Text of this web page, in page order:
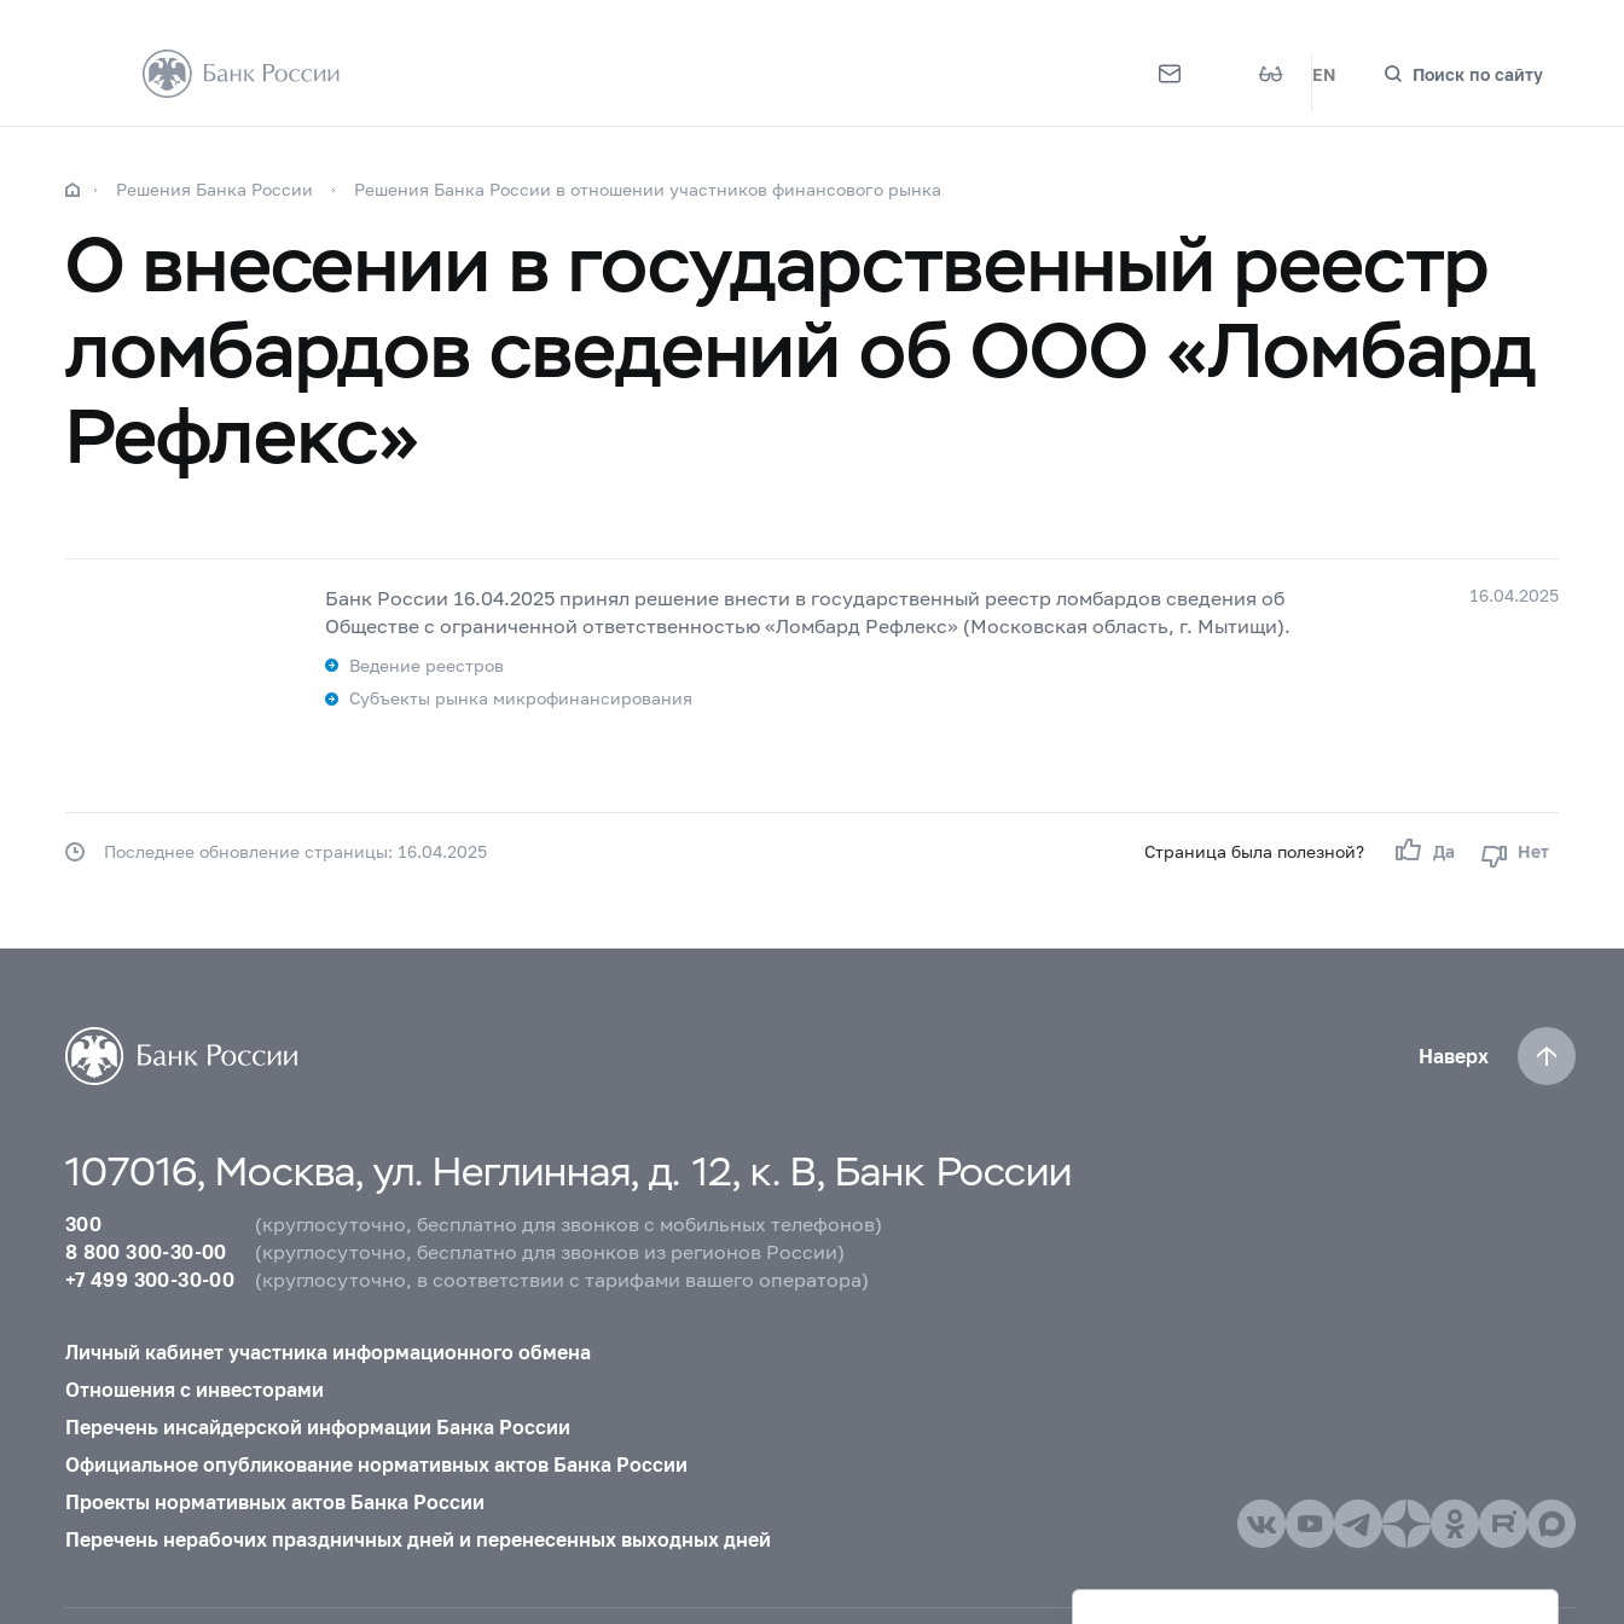
EN Поиск по сайту
Решения Банка России Решения Банка России в отношении участников финансового рынка
О внесении в государственный реестр
ломбардов сведений об ООО «Ломбард
Рефлекс»
16.04.2025
Банк России 16.04.2025 принял решение внести в государственный реестр ломбардов сведения об
Обществе с ограниченной ответственностью «Ломбард Рефлекс» (Московская область, г. Мытищи).
Ведение реестров
Субъекты рынка микрофинансирования
Страница была полезной? Да Нет
Последнее обновление страницы: 16.04.2025
Наверх
107016, Москва, ул. Неглинная, д. 12, к. В, Банк России
300
(круглосуточно, бесплатно для звонков с мобильных телефонов)
8 800 300-30-00
(круглосуточно, бесплатно для звонков из регионов России)
+7 499 300-30-00
(круглосуточно, в соответствии с тарифами вашего оператора)
Личный кабинет участника информационного обмена
Отношения с инвесторами
Перечень инсайдерской информации Банка России
Официальное опубликование нормативных актов Банка России
Проекты нормативных актов Банка России
Перечень нерабочих праздничных дней и перенесенных выходных дней